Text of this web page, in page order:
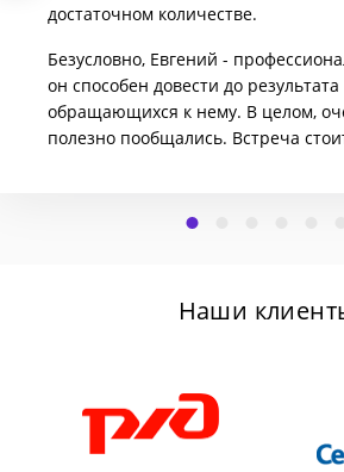
достаточном количестве.
Безусловно, Евгений -
он способен довести до
обращающихся к нему. В целом,
полезно пообщались. Встреча
Наши